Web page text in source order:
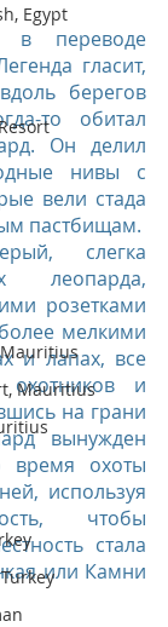
Egypt
Mauritius
Mauritius
в переводе
гласит,
берегов
то обитал
Он делил
нивы с
вели стада
пастбищам.
слегка
леопарда,
розетками
мелкими
и лапах, все
охотников и
на грани
вынужден
время охоты
используя
чтобы
стала
или Камни